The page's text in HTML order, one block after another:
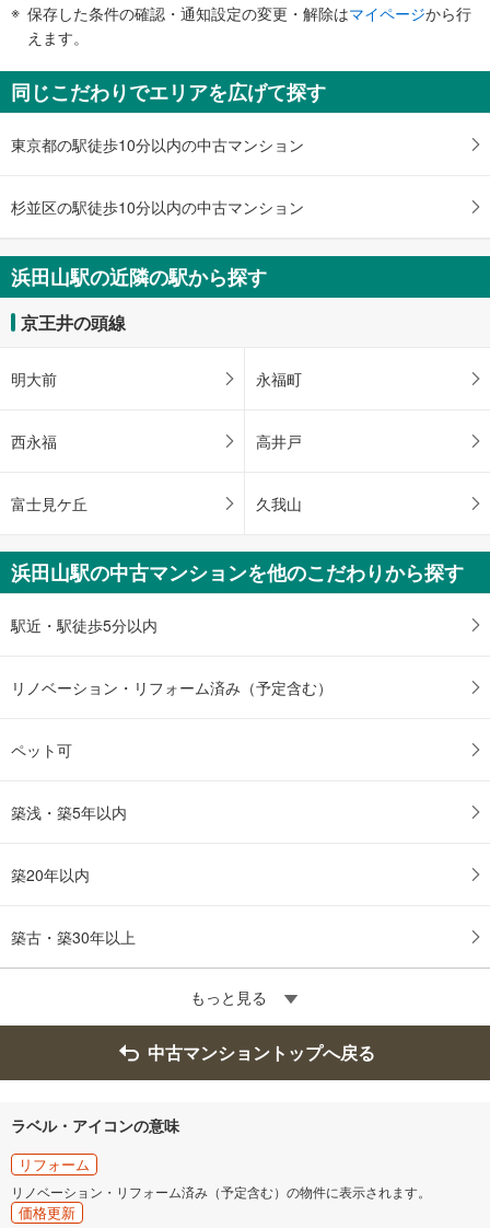
知
を
け
・
件
を
マ
イ
ー
に
す
保存した条件の確認・通知設定の変更・解除はマイページから行
えます。
同じこだわりでエリアを広げて探す
東京都の駅徒歩10分以内の中古マンション
杉並区の駅徒歩10分以内の中古マンション
浜田山駅の近隣の駅から探す
京王井の頭線
明大前 永福町
西永福 高井戸
富士見ケ丘 久我山
浜田山駅の中古マンションを他のこだわりから探す
駅近・駅徒歩5分以内
リノベーション・リフォーム済み（予定含む）
ペット可
築浅・築5年以内
築20年以内
築古・築30年以上
もっと見る
中古マンショントップへ戻る
ラベル・アイコンの意味
リフォーム
リノベーション・リフォーム済み（予定含む）の物件に表示されます。
価格更新